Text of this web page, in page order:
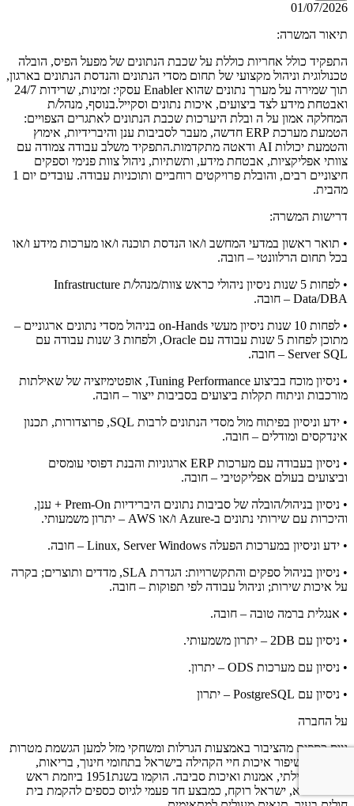
01/07/2026
תיאור המשרה:
התפקיד כולל אחריות כוללת על שכבת הנתונים של מפעל הפיס, הובלה
טכנולוגית וניהול מקצועי של תחום מסדי הנתונים והנדסת הנתונים בארגון,
תוך שמירה על מערך נתונים שהוא Enabler עסקי: זמינות, שרידות 24/7
ואבטחת מידע לצד ביצועים, איכות נתונים וסקייל.בנוסף, מנהל/ת
המחלקה אמון על ה ובלת היערכות שכבת הנתונים לאתגרים הצפויים:
הטמעת מערכת ERP חדשה, מעבר לסביבות ענן והיברידיות, אימוץ
והטמעת יכולות AI ודאטה מתקדמות.התפקיד משלב עבודה צמודה עם
צוותי אפליקציות, אבטחת מידע, ותשתיות, ניהול צוות פנימי וספקים
חיצוניים רבים, והובלת פרויקטים רוחביים ותוכניות עבודה. עובדים יום 1
מהבית.
דרישות המשרה:
• תואר ראשון במדעי המחשב ו/או הנדסת תוכנה ו/או מערכות מידע ו/או
בכל תחום הרלוונטי – חובה.
• לפחות 5 שנות ניסיון ניהולי כראש צוות/מנהל/ת Infrastructure
Data/DBA – חובה.
• לפחות 10 שנות ניסיון מעשי on-Hands בניהול מסדי נתונים ארגוניים –
מתוכן לפחות 5 שנות עבודה עם Oracle, ולפחות 3 שנות עבודה עם
Server SQL – חובה.
• ניסיון מוכח בביצוע Tuning Performance, אופטימיזציה של שאילתות
מורכבות וניתוח תקלות ביצועים בסביבות ייצור – חובה.
• ידע וניסיון בפיתוח מול מסדי הנתונים לרבות SQL, פרוצדורות, תכנון
אינדקסים ומודלים – חובה.
• ניסיון בעבודה עם מערכות ERP ארגוניות והבנת דפוסי עומסים
וביצועים בעולם אפליקטיבי – חובה.
• ניסיון בניהול/הובלה של סביבות נתונים היברידיות Prem-On + ענן,
והיכרות עם שירותי נתונים ב-Azure ו/או AWS – יתרון משמעותי.
• ידע וניסיון במערכות הפעלה Linux, Server Windows – חובה.
• ניסיון בניהול ספקים והתקשרויות: הגדרת SLA, מדדים ותוצרים; בקרה
על איכות שירות; וניהול עבודה לפי תפוקות – חובה.
• אנגלית ברמה טובה – חובה.
• ניסיון עם 2DB – יתרון משמעותי.
• ניסיון עם מערכות ODS – יתרון.
• ניסיון עם PostgreSQL – יתרון
על החברה
גיוס כספים מהציבור באמצעות הגרלות ומשחקי מזל למען הגשמת מטרות
ציבוריות ושיפור איכות חיי הקהילה בישראל בתחומי חינוך, בריאות,
ספורט קהילתי, אמנות ואיכות סביבה. הוקמו בשנת1951 ביוזמת ראש
עיריית ת"א, ישראל רוקח, כמבצע חד פעמי לגיוס כספים להקמת בית